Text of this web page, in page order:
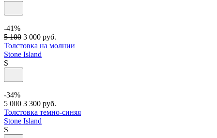
-41%
5 100 3 000 руб.
Толстовка на молнии
Stone Island
S
-34%
5 000 3 300 руб.
Толстовка темно-синяя
Stone Island
S